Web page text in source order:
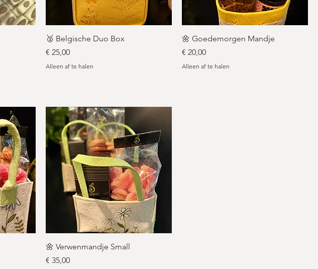
🥈 Belgische Duo Box
Prijs
€ 25,00
Alleen af te halen
🌼 Goedemorgen Mandje
Prijs
€ 20,00
Alleen af te halen
🌼 Verwenmandje Small
Prijs
€ 35,00